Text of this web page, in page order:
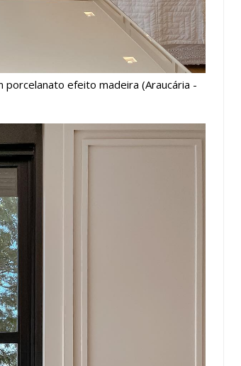
efeito madeira (Araucária -